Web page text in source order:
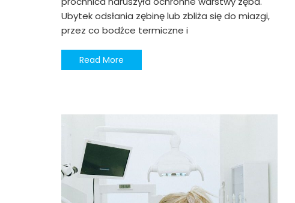
Ubytek odsłania zębinę lub zbliża się do miazgi,
przez co bodźce termiczne i
Read More